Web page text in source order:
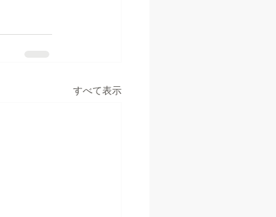
すべて表示